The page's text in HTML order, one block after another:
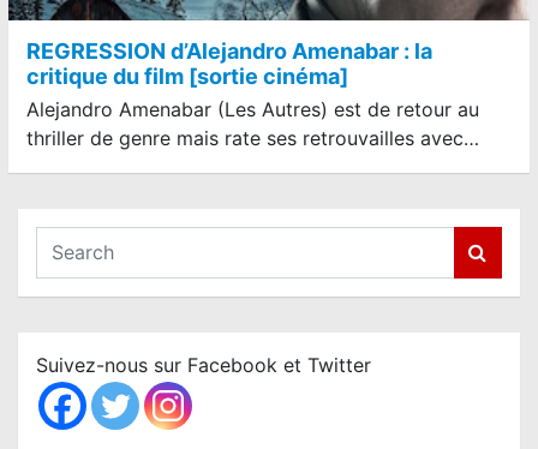
REGRESSION d’Alejandro Amenabar : la
critique du film [sortie cinéma]
Alejandro Amenabar (Les Autres) est de retour au
thriller de genre mais rate ses retrouvailles avec…
a
c
h
Suivez-nous sur Facebook et Twitter